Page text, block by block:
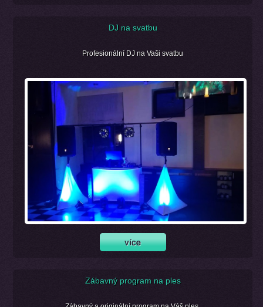
DJ na svatbu
Profesionální DJ na Vaši svatbu
Zábavný program na ples